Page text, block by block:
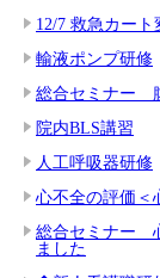
12/7 救急カート
輸液ポンプ研修
総合セミナー
院内BLS講習
人工呼吸器研修
心不全の評価＜
総合セミナー
ました